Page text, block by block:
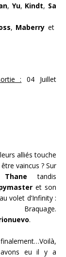
, Yu, Kindt, Sa
, Maberry et
: 04 Juillet
alliés touche
vaincus ? Sur
Thane tandis
et son
volet d’Infinity :
.
avons eu il y a